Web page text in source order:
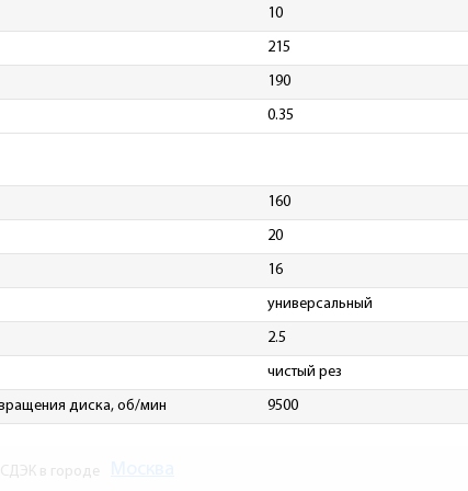
10
215
190
0.35
160
20
16
универсальный
2.5
чистый рез
диска, об/мин 9500
в городе